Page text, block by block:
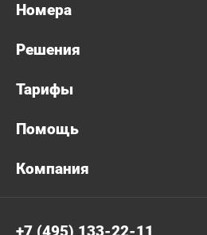
Номера
Решения
Тарифы
Помощь
Компания